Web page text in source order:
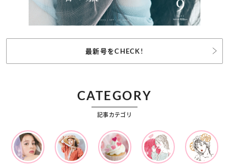
最新号をCHECK!
CATEGORY
記事カテゴリ